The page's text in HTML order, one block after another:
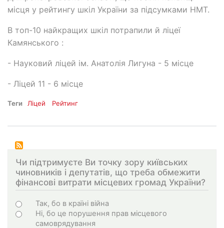
місця у рейтингу шкіл України за підсумками НМТ.
В топ-10 найкращих шкіл потрапили й ліцеї
Камянського :
- Науковий ліцей ім. Анатолія Лигуна - 5 місце
- Ліцей 11 - 6 місце
Теги Ліцей Рейтинг
Чи підтримуєте Ви точку зору київських
чиновників і депутатів, що треба обмежити
фінансові витрати місцевих громад України?
Варіанти
Так, бо в країні війна
Ні, бо це порушення прав місцевого
самоврядування